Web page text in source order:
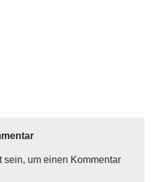
sein, um einen Kommentar